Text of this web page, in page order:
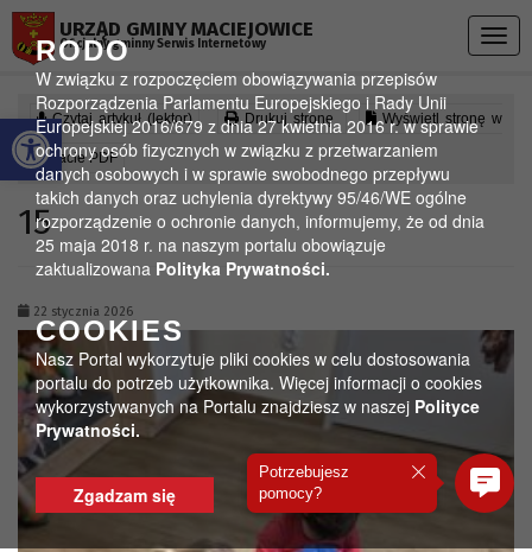
Otwórz pasek narzędzi
RODO
W związku z rozpoczęciem obowiązywania przepisów
Rozporządzenia Parlamentu Europejskiego i Rady Unii
Europejskiej 2016/679 z dnia 27 kwietnia 2016 r. w sprawie
ochrony osób fizycznych w związku z przetwarzaniem
danych osobowych i w sprawie swobodnego przepływu
takich danych oraz uchylenia dyrektywy 95/46/WE ogólne
rozporządzenie o ochronie danych, informujemy, że od dnia
25 maja 2018 r. na naszym portalu obowiązuje
zaktualizowana Polityka Prywatności.
COOKIES
Nasz Portal wykorzytuje pliki cookies w celu dostosowania
portalu do potrzeb użytkownika. Więcej informacji o cookies
wykorzystywanych na Portalu znajdziesz w naszej Polityce
Prywatności.
Zgadzam się
URZĄD GMINY MACIEJOWICE
Oficjalny gminny Serwis Internetowy
Czytaj artykuł (lektor) Drukuj stronę Wyświetl stronę w
formacie PDF
15
22 stycznia 2026
Potrzebujesz
pomocy?